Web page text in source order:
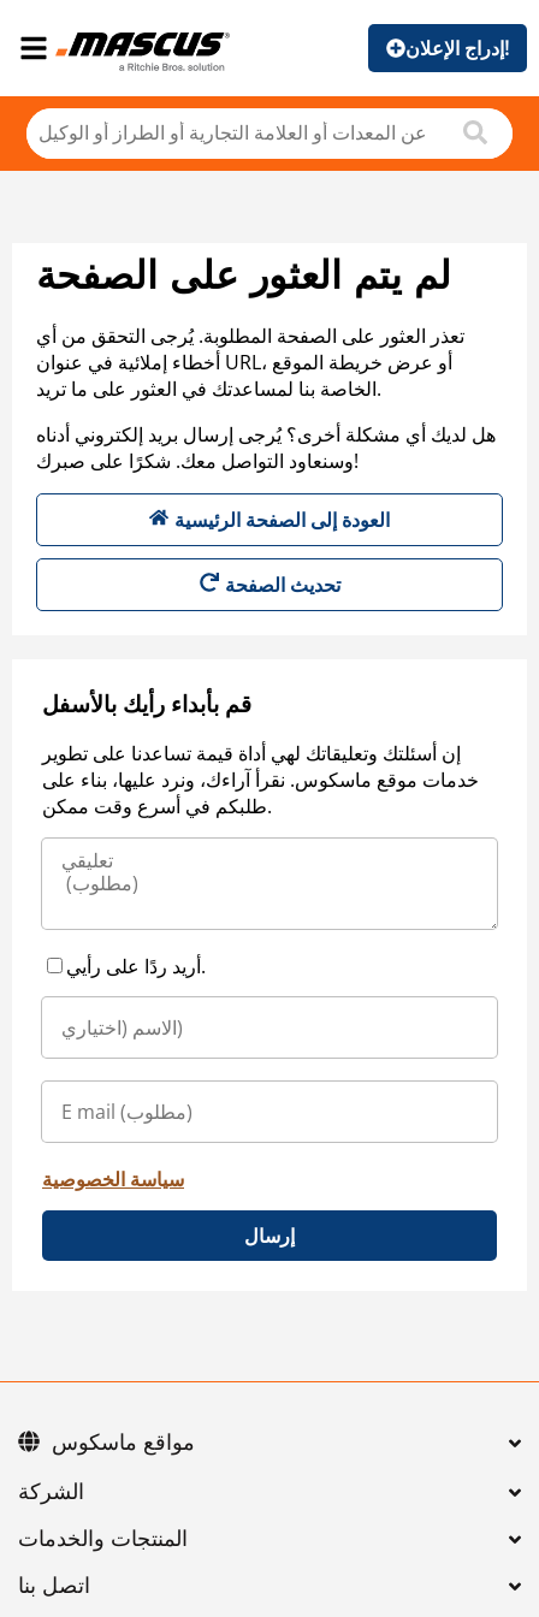
إدراج الإعلان!
لم يتم العثور على الصفحة
تعذر العثور على الصفحة المطلوبة. يُرجى التحقق من أي
أخطاء إملائية في عنوان URL، أو عرض خريطة الموقع
الخاصة بنا لمساعدتك في العثور على ما تريد.
هل لديك أي مشكلة أخرى؟ يُرجى إرسال بريد إلكتروني أدناه
وسنعاود التواصل معك. شكرًا على صبرك!
العودة إلى الصفحة الرئيسية
تحديث الصفحة
قم بأبداء رأيك بالأسفل
إن أسئلتك وتعليقاتك لهي أداة قيمة تساعدنا على تطوير
خدمات موقع ماسكوس. نقرأ آراءك، ونرد عليها، بناء على
طلبكم في أسرع وقت ممكن.
أريد ردًا على رأيي.
سياسة الخصوصية
إرسال
اتصل بنا
مواقع ماسكوس